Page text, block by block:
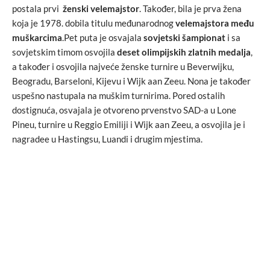
postala prvi ženski velemajstor. Također, bila je prva žena
koja je 1978. dobila titulu međunarodnogvelemajstora među
muškarcima.Pet puta je osvajala sovjetski šampionat i sa
sovjetskim timom osvojila deset olimpijskih zlatnih medalja,
a također i osvojila najveće ženske turnire u Beverwijku,
Beogradu, Barseloni, Kijevu i Wijk aan Zeeu. Nona je također
uspešno nastupala na muškim turnirima. Pored ostalih
dostignuća, osvajala je otvoreno prvenstvo SAD-a u Lone
Pineu, turnire u Reggio Emiliji i Wijk aan Zeeu, a osvojila je i
nagradee u Hastingsu, Luandi i drugim mjestima.